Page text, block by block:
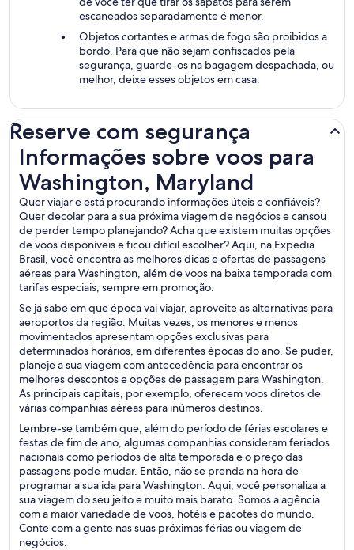
escaneados separadamente é menor.
Objetos cortantes e armas de fogo são proibidos a
bordo. Para que não sejam confiscados pela
segurança, guarde-os na bagagem despachada, ou
melhor, deixe esses objetos em casa.
Reserve com segurança
Informações sobre voos para
Washington, Maryland
Quer viajar e está procurando informações úteis e confiáveis?
Quer decolar para a sua próxima viagem de negócios e cansou
de perder tempo planejando? Acha que existem muitas opções
de voos disponíveis e ficou difícil escolher? Aqui, na Expedia
Brasil, você encontra as melhores dicas e ofertas de passagens
aéreas para Washington, além de voos na baixa temporada com
tarifas especiais, sempre em promoção.
Se já sabe em que época vai viajar, aproveite as alternativas para
aeroportos da região. Muitas vezes, os menores e menos
movimentados apresentam opções exclusivas para
determinados horários, em diferentes épocas do ano. Se puder,
planeje a sua viagem com antecedência para encontrar os
melhores descontos e opções de passagem para Washington.
As principais capitais, por exemplo, oferecem voos diretos de
várias companhias aéreas para inúmeros destinos.
Lembre-se também que, além do período de férias escolares e
festas de fim de ano, algumas companhias consideram feriados
nacionais como períodos de alta temporada e o preço das
passagens pode mudar. Então, não se prenda na hora de
programar a sua ida para Washington. Aqui, você personaliza a
sua viagem do seu jeito e muito mais barato. Somos a agência
com a maior variedade de voos, hotéis e pacotes do mundo.
Conte com a gente nas suas próximas férias ou viagem de
negócios.
Informações sobre voos para Washington, Maryland